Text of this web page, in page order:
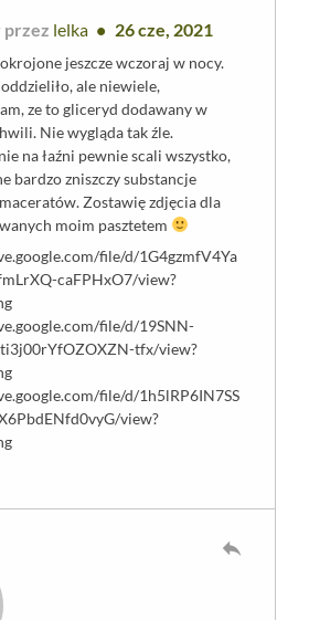
przez lelka 26 cze, 2021
jeszcze wczoraj w nocy.
ale niewiele,
ze to gliceryd dodawany w
Nie wygląda tak źle.
na łaźni pewnie scali wszystko,
bardzo zniszczy substancje
Zostawię zdjęcia dla
moim pasztetem
file/d/1G4gzmfV4Ya
caFPHxO7/view?
file/d/19SNN-
tfx/view?
file/d/1h5lRP6IN7SS
view?
reply